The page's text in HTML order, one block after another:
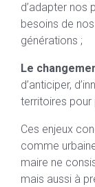
d’adapter nos
besoins de
générations ;
Le
d’anticiper,
territoires pour
Ces enjeux
comme
maire ne
mais aussi à